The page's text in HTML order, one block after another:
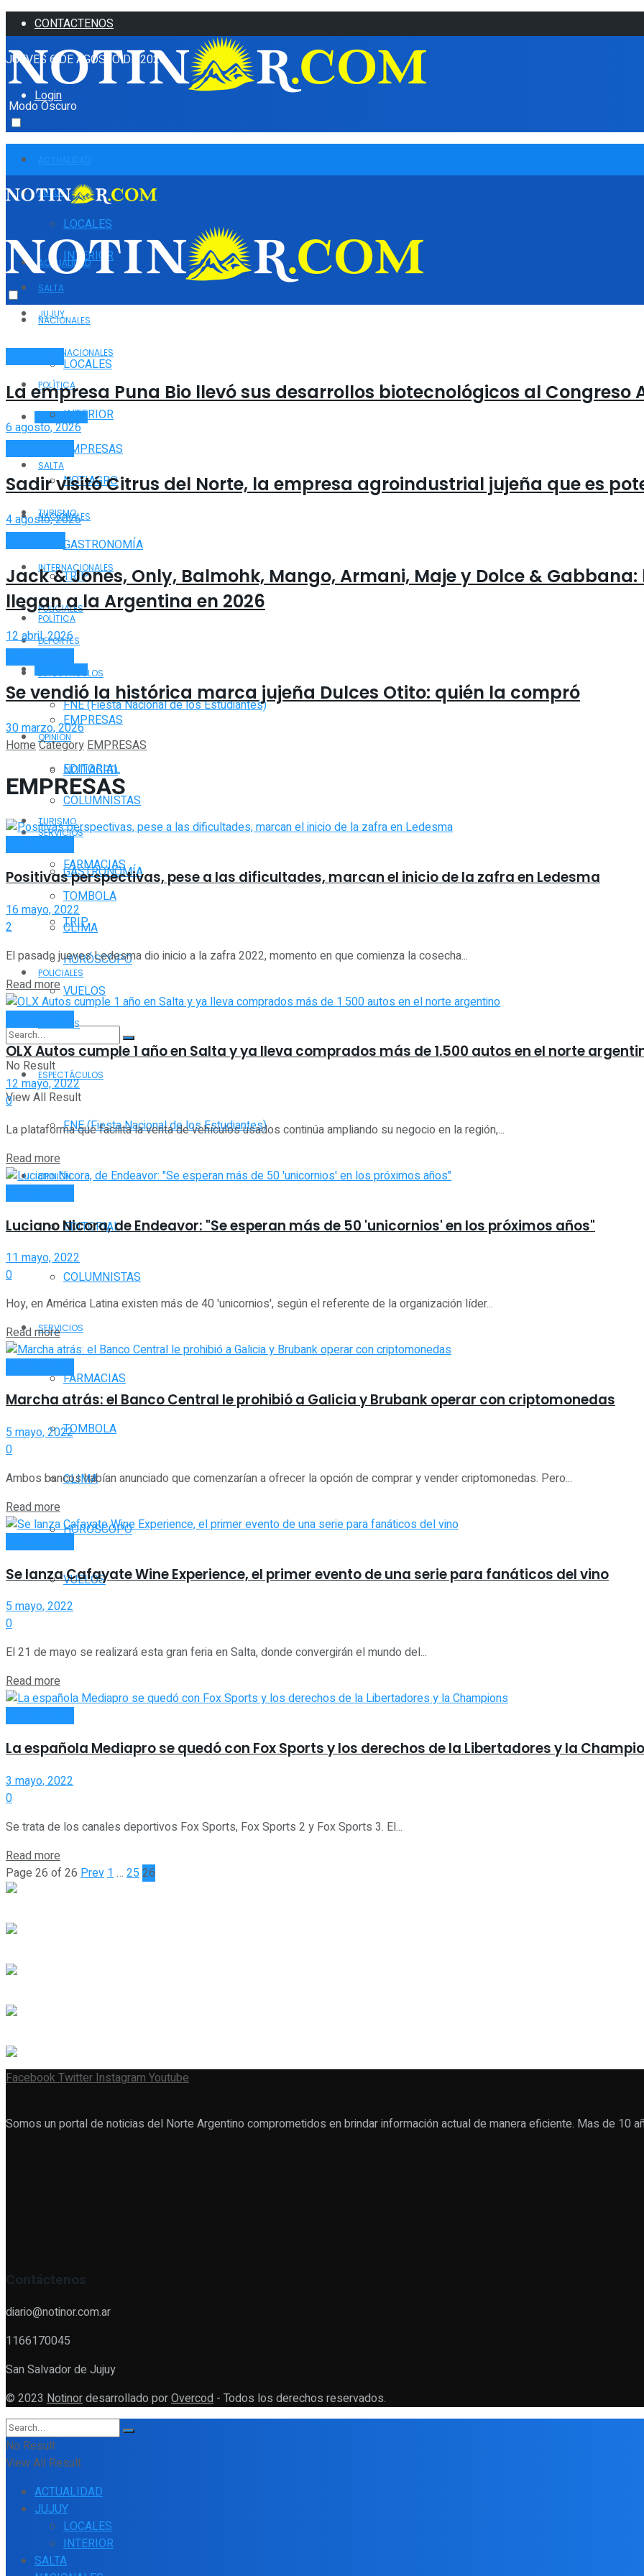
CONTACTENOS
JUEVES 6 DE AGOSTO DE 2026
Login
Modo Oscuro
JUJUY
LOCALES
INTERIOR
SALTA
NACIONALES
INTERNACIONALES
POLÍTICA
ECONOMÍA
EMPRESAS
NOTIAGRO
TURISMO
GASTRONOMÍA
TRIP
POLICIALES
DEPORTES
ESPECTÁCULOS
FNE (Fiesta Nacional de los Estudiantes)
OPINIÓN
EDITORIAL
COLUMNISTAS
SERVICIOS
FARMACIAS
TOMBOLA
CLIMA
HORÓSCOPO
VUELOS
No Result
View All Result
ACTUALIDAD
JUJUY
LOCALES
INTERIOR
SALTA
NACIONALES
INTERNACIONALES
POLÍTICA
EMPRESAS
NOTIAGRO
TURISMO
GASTRONOMÍA
TRIP
POLICIALES
DEPORTES
ESPECTÁCULOS
FNE (Fiesta Nacional de los Estudiantes)
OPINIÓN
EDITORIAL
COLUMNISTAS
SERVICIOS
FARMACIAS
TOMBOLA
CLIMA
HORÓSCOPO
VUELOS
La empresa Puna Bio llevó sus desarrollos biotecnológicos al Congreso
6 agosto, 2026
Sadir visitó Citrus del Norte, la empresa agroindustrial jujeña que es
4 agosto, 2026
Jack & Jones, Only, Balmohk, Mango, Armani, Maje y Dolce &
llegan a la Argentina en 2026
12 abril, 2026
Se vendió la histórica marca jujeña Dulces Otito: quién la compró
30 marzo, 2026
HomeCategoryEMPRESAS
EMPRESAS
Positivas perspectivas, pese a las dificultades, marcan el inicio de la zafra en Ledesma
16 mayo, 2022
2
El pasado jueves Ledesma dio inicio a la zafra 2022, momento en que comienza la cosecha...
Read more
OLX Autos cumple 1 año en Salta y ya lleva comprados más de 1.500 autos en el norte
12 mayo, 2022
0
La plataforma que facilita la venta de vehículos usados continúa ampliando su negocio en la región,...
Read more
Luciano Nicora, de Endeavor: "Se esperan más de 50 'unicornios' en los próximos años"
11 mayo, 2022
0
Hoy, en América Latina existen más de 40 'unicornios', según el referente de la organización líder...
Read more
Marcha atrás: el Banco Central le prohibió a Galicia y Brubank operar con criptomonedas
5 mayo, 2022
0
Ambos bancos habían anunciado que comenzarían a ofrecer la opción de comprar y vender criptomonedas. Pero...
Read more
Se lanza Cafayate Wine Experience, el primer evento de una serie para fanáticos del vino
5 mayo, 2022
0
El 21 de mayo se realizará esta gran feria en Salta, donde convergirán el mundo del...
Read more
La española Mediapro se quedó con Fox Sports y los derechos de la Libertadores y la
3 mayo, 2022
0
Se trata de los canales deportivos Fox Sports, Fox Sports 2 y Fox Sports 3. El...
Read more
Page 26 of 26 Prev 1 … 25 26
FacebookTwitter Instagram Youtube
Somos un portal de noticias del Norte Argentino comprometidos en brindar información actual de manera eficiente. Mas de 10
Contáctenos
diario@notinor.com.ar
1166170045
San Salvador de Jujuy
© 2023 Notinordesarrollado porOvercod - Todos los derechos reservados.
No Result
View All Result
ACTUALIDAD
JUJUY
LOCALES
INTERIOR
SALTA